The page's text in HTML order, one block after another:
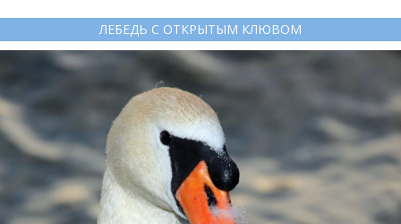
ЛЕБЕДЬ С ОТКРЫТЫМ КЛЮВОМ